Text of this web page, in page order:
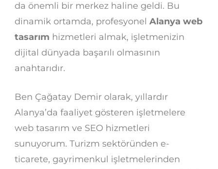
da önemli bir merkez haline geldi. Bu
dinamik ortamda, profesyonel Alanya web
tasarım hizmetleri almak, işletmenizin
dijital dünyada başarılı olmasının
anahtarıdır.
Ben Çağatay Demir olarak, yıllardır
Alanya’da faaliyet gösteren işletmelere
web tasarım ve SEO hizmetleri
sunuyorum. Turizm sektöründen e-
ticarete, gayrimenkul işletmelerinden